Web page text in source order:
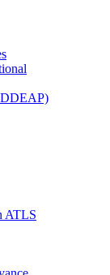
ATLS